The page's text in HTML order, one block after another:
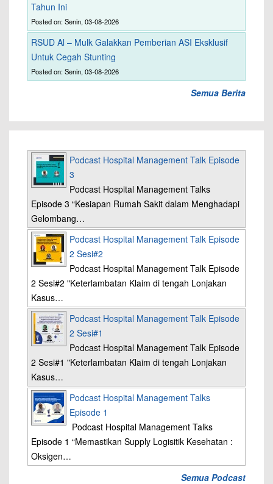
Tahun Ini
Posted on: Senin, 03-08-2026
RSUD Al – Mulk Galakkan Pemberian ASI Eksklusif
Untuk Cegah Stunting
Posted on: Senin, 03-08-2026
Semua Berita
Podcast Hospital Management Talk Episode
3
Podcast Hospital Management Talks
Episode 3 “Kesiapan Rumah Sakit dalam Menghadapi
Gelombang…
Podcast Hospital Management Talk Episode
2 Sesi#2
Podcast Hospital Management Talk Episode
2 Sesi#2 "Keterlambatan Klaim di tengah Lonjakan
Kasus…
Podcast Hospital Management Talk Episode
2 Sesi#1
Podcast Hospital Management Talk Episode
2 Sesi#1 "Keterlambatan Klaim di tengah Lonjakan
Kasus…
Podcast Hospital Management Talks
Episode 1
Podcast Hospital Management Talks
Episode 1 “Memastikan Supply Logisitik Kesehatan :
Oksigen…
Semua Podcast